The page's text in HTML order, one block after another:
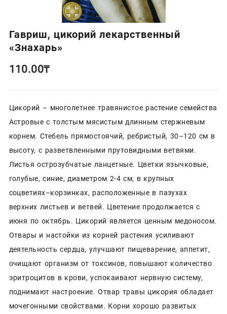
Гавриш, цикорий лекарственный
«Знахарь»
110.00₸
Цикорий – многолетнее травянистое растение семейства
Астровые с толстым мясистым длинным стержневым
корнем. Стебель прямостоячий, ребристый, 30–120 см в
высоту, с разветвленными прутовидными ветвями.
Листья острозубчатые ланцетные. Цветки язычковые,
голубые, синие, диаметром 2-4 см, в крупных
соцветиях–корзинках, расположенные в пазухах
верхних листьев и ветвей. Цветение продолжается с
июня по октябрь. Цикорий является ценным медоносом.
Отвары и настойки из корней растения усиливают
деятельность сердца, улучшают пищеварение, аппетит,
очищают организм от токсинов, повышают количество
эритроцитов в крови, успокаивают нервную систему,
поднимают настроение. Отвар травы цикория обладает
мочегонными свойствами. Корни хорошо развитых